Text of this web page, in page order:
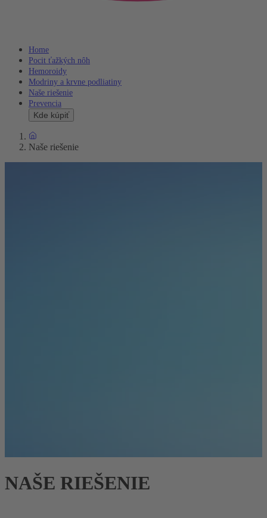
Home
Pocit ťažkých nôh
Hemoroidy
Modriny a krvne podliatiny
Naše riešenie
Prevencia
Kde kúpiť
Naše riešenie
NAŠE RIEŠENIE